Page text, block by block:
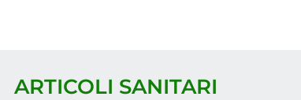
ARTICOLI SANITARI